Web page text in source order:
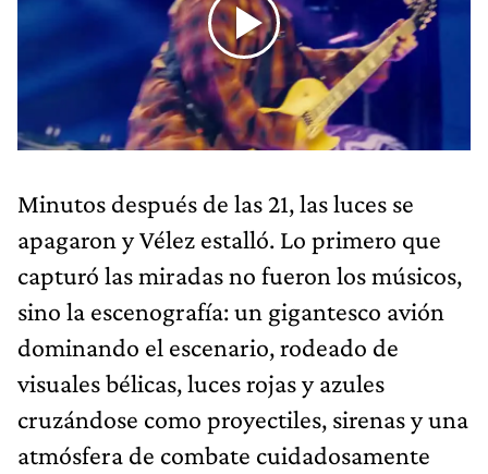
Minutos después de las 21, las luces se
apagaron y Vélez estalló. Lo primero que
capturó las miradas no fueron los músicos,
sino la escenografía: un gigantesco avión
dominando el escenario, rodeado de
visuales bélicas, luces rojas y azules
cruzándose como proyectiles, sirenas y una
atmósfera de combate cuidadosamente